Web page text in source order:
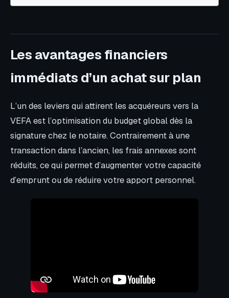
Les avantages financiers
immédiats d’un achat sur plan
L’un des leviers qui attirent les acquéreurs vers la
VEFA est l’optimisation du budget global dès la
signature chez le notaire. Contrairement à une
transaction dans l’ancien, les frais annexes sont
réduits, ce qui permet d’augmenter votre capacité
d’emprunt ou de réduire votre apport personnel.